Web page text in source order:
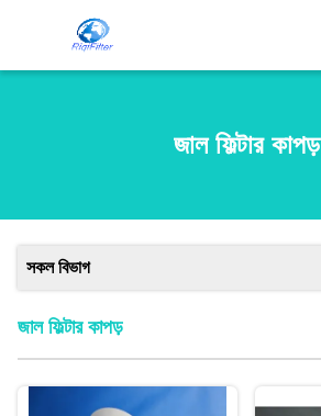
জাল ফিল্টার কাপড়
সকল বিভাগ
জাল ফিল্টার কাপড়